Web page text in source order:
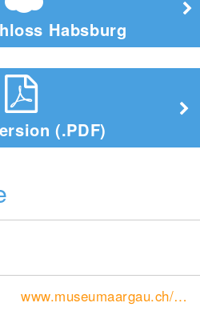
Habsburg
(.PDF)
www.museumaargau.ch/schloss-habsburg